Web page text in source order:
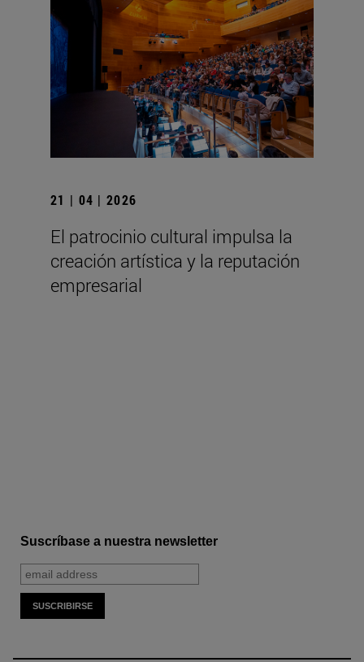
21 | 04 | 2026
El patrocinio cultural impulsa la
creación artística y la reputación
empresarial
Suscríbase a nuestra newsletter